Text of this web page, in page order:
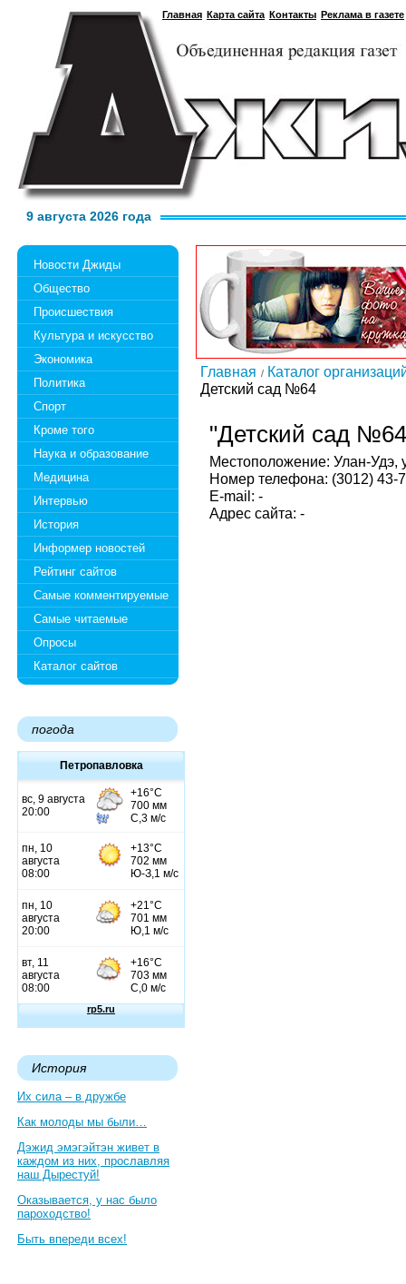
Главная Карта сайта Контакты Реклама в газете
9 августа 2026 года
Новости Джиды
Общество
Происшествия
Культура и искусство
Экономика
Политика
Спорт
Кроме того
Наука и образование
Медицина
Интервью
История
Информер новостей
Рейтинг сайтов
Самые комментируемые
Самые читаемые
Опросы
Каталог сайтов
погода
Петропавловка
История
Их сила – в дружбе
Как молоды мы были…
Дэжид эмэгэйтэн живет в
каждом из них, прославляя
наш Дырестуй!
Оказывается, у нас было
пароходство!
Быть впереди всех!
Главная
Каталог
Детский сад №64
"Детский сад
Местоположение: Улан-Удэ,
Номер телефона: (3012) 43-
E-mail: -
Адрес сайта: -